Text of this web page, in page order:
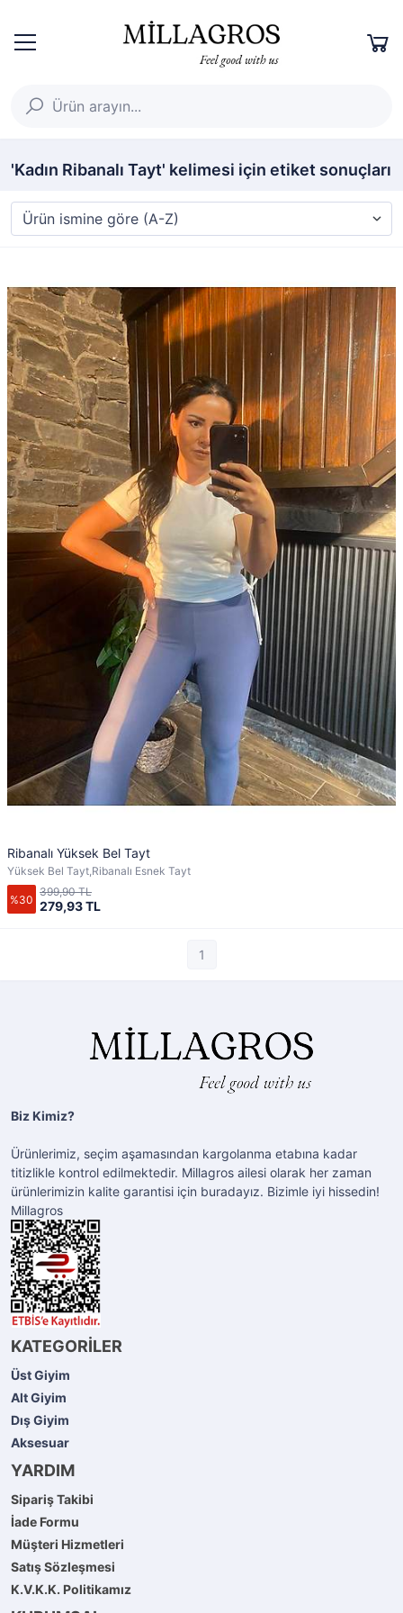
'Kadın Ribanalı Tayt' kelimesi için etiket sonuçları
Ribanalı Yüksek Bel Tayt
Yüksek Bel Tayt,Ribanalı Esnek Tayt
%30 279,93 TL
399,90 TL
1
Biz Kimiz?
Ürünlerimiz, seçim aşamasından kargolanma etabına kadar
titizlikle kontrol edilmektedir. Millagros ailesi olarak her zaman
ürünlerimizin kalite garantisi için buradayız. Bizimle iyi hissedin!
Millagros
KATEGORİLER
Üst Giyim
Alt Giyim
Dış Giyim
Aksesuar
YARDIM
Sipariş Takibi
İade Formu
Müşteri Hizmetleri
Satış Sözleşmesi
K.V.K.K. Politikamız